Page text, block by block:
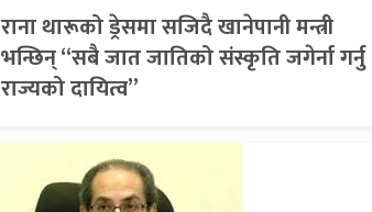
राना थारूको ड्रेसमा सजिदै खानेपानी मन्त्री
भन्छिन् “सबै जात जातिको संस्कृति जगेर्ना गर्नु
राज्यको दायित्व”